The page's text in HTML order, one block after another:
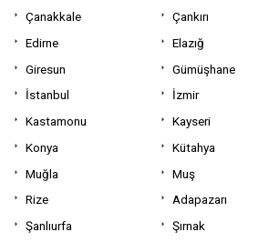
Çanakkale Çankırı
Edirne Elazığ
Giresun Gümüşhane
İstanbul İzmir
Kastamonu Kayseri
Konya Kütahya
Muğla Muş
Rize Adapazarı
Şanlıurfa Şırnak